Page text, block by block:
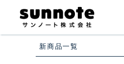
新商品一覧